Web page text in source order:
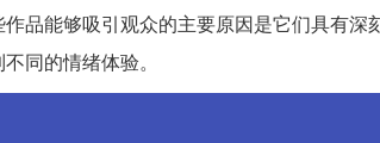
品能够吸引观众的主要原因是它们具有深
同的情绪体验。